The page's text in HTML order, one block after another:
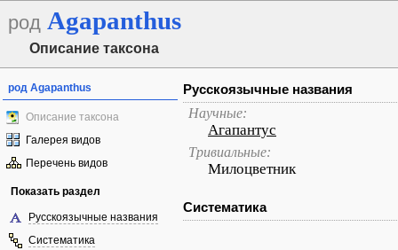
род Agapanthus
Описание таксона
род Agapanthus
Описание таксона
Галерея видов
Перечень видов
Показать раздел
Русскоязычные названия
Систематика
Русскоязычные названия
Научные:
Агапантус
Тривиальные:
Милоцветник
Систематика